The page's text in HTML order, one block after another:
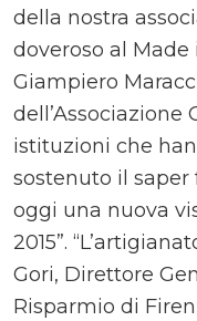
della nostra
doveroso al Made
Giampiero
dell’Associazione
istituzioni che
sostenuto il
oggi una nuova
2015”.
Gori, Direttore
Risparmio di